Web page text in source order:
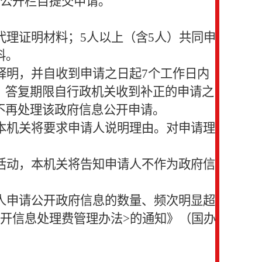
证明材料；5人以上（含5人）共同申
，并自收到申请之日起7个工作日内
复期限自行政机关收到补正的申请之
处理该政府信息公开申请。
关将要求申请人说明理由。对申请理
，本机关将告知申请人不作为政府信
请公开政府信息的数量、频次明显超
信息处理费管理办法>的通知》（国办